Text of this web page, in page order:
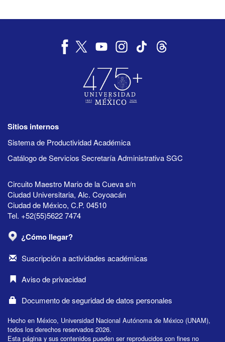
Sitios internos
Sistema de Productividad Académica
Catálogo de Servicios Secretaría Administrativa SGC
Circuito Maestro Mario de la Cueva s/n
Ciudad Universitaria, Alc. Coyoacán
Ciudad de México, C.P. 04510
Tel. +52(55)5622 7474
¿Cómo llegar?
Suscripción a actividades académicas
Aviso de privacidad
Documento de seguridad de datos personales
Hecho en México, Universidad Nacional Autónoma de México (UNAM),
todos los derechos reservados 2026.
Esta página y sus contenidos pueden ser reproducidos con fines no